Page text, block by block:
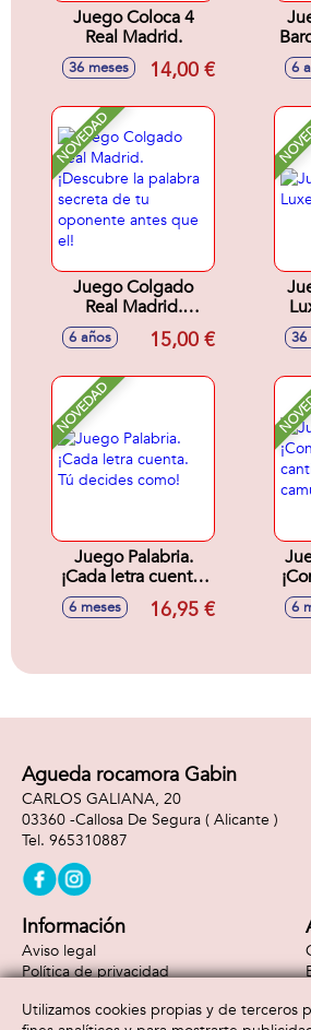
Juego Coloca 4
Real Madrid.
36 meses 14,00 € 6
NOVEDAD
Juego Colgado
Real Madrid.
¡Descubre la
palabra secreta de
que el!
6 años 15,00 € 36
NOVEDAD
Juego Palabria.
¡Cada letra cuenta.
Tú decides como!
6 meses 16,95 € 6
Agueda rocamora Gabin
CARLOS GALIANA, 20
03360 -Callosa De Segura ( Alicante )
965310887
Información
Aviso legal
Política de privacidad
Formas de pago
Utilizamos cookies propias y de terceros